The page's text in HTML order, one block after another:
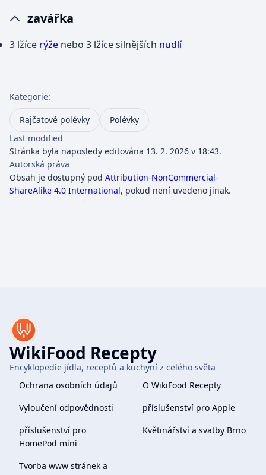
zavářka
3 lžíce rýže nebo 3 lžíce silnějších nudlí
Kategorie:
Rajčatové polévky
Polévky
Last modified
Stránka byla naposledy editována 13. 2. 2026 v 18:43.
Autorská práva
Obsah je dostupný pod Attribution-NonCommercial-
ShareAlike 4.0 International, pokud není uvedeno jinak.
WikiFood Recepty
Encyklopedie jídla, receptů a kuchyní z celého světa
Ochrana osobních údajů
O WikiFood Recepty
Vyloučení odpovědnosti
příslušenství pro Apple
příslušenství pro
HomePod mini
Květinářství a svatby Brno
Tvorba www stránek a